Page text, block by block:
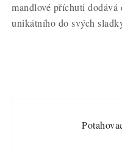
mandlové příchuti
unikátního do svých